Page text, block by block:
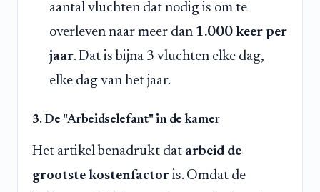
aantal vluchten dat nodig is om te
overleven naar meer dan 1.000 keer per
jaar. Dat is bijna 3 vluchten elke dag,
elke dag van het jaar.
3. De "Arbeidselefant" in de kamer
Het artikel benadrukt dat arbeid de
grootste kostenfactor is. Omdat de